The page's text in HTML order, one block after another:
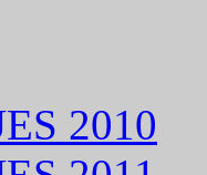
2010